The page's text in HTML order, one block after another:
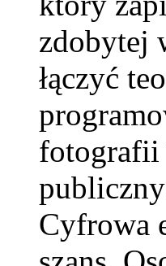
zdobytej
łączyć
fotografii
Cyfrowa